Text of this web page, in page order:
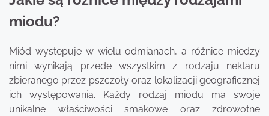
miodu?
Miód występuje w wielu odmianach, a różnice między
nimi wynikają przede wszystkim z rodzaju nektaru
zbieranego przez pszczoły oraz lokalizacji geograficznej
ich występowania. Każdy rodzaj miodu ma swoje
unikalne właściwości smakowe oraz zdrowotne